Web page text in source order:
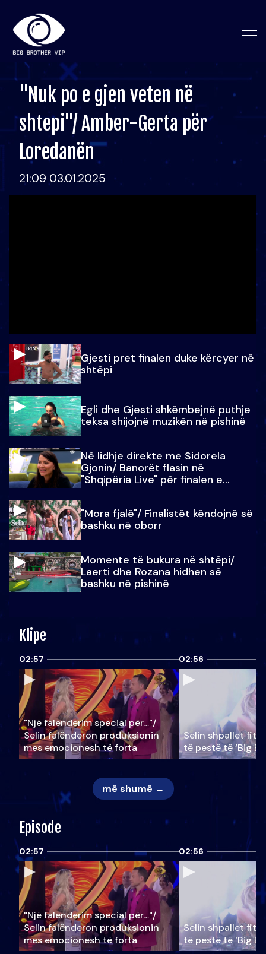
"Nuk po e gjen veten në
shtepi"/ Amber-Gerta për
Loredanën
21:09 03.01.2025
Gjesti pret finalen duke kërcyer në
shtëpi
Egli dhe Gjesti shkëmbejnë puthje
teksa shijojnë muzikën në pishinë
Në lidhje direkte me Sidorela
Gjonin/ Banorët flasin në
"Shqipëria Live" për finalen e
"Mora fjalë"/ Finalistët këndojnë së
bashku në oborr
Momente të bukura në shtëpi/
Laerti dhe Rozana hidhen së
bashku në pishinë
Klipe
02:57
"Një falenderim special për…"/
Selin falënderon produksionin
mes emocionesh të forta
02:56
Selin shpallet
të pestë të ‘Big
më shumë →
Episode
02:57
"Një falenderim special për…"/
Selin falënderon produksionin
mes emocionesh të forta
02:56
Selin shpallet
të pestë të ‘Big